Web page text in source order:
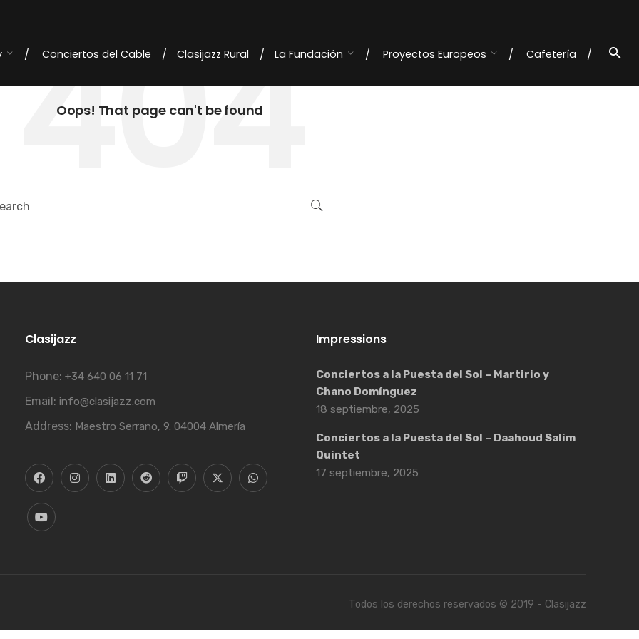
Conciertos del Cable Clasijazz Rural La Fundación Proyectos Europeos
Cafetería
404
Oops! That page can't be found
Clasijazz
Phone: +34 640 06 11 71
Email: info@clasijazz.com
Address: Maestro Serrano, 9. 04004 Almería
Impressions
Conciertos a la Puesta del Sol – Martirio y
Chano Domínguez
18 septiembre, 2025
Conciertos a la Puesta del Sol – Daahoud Salim
Quintet
17 septiembre, 2025
Todos los derechos reservados © 2019 - Clasijazz